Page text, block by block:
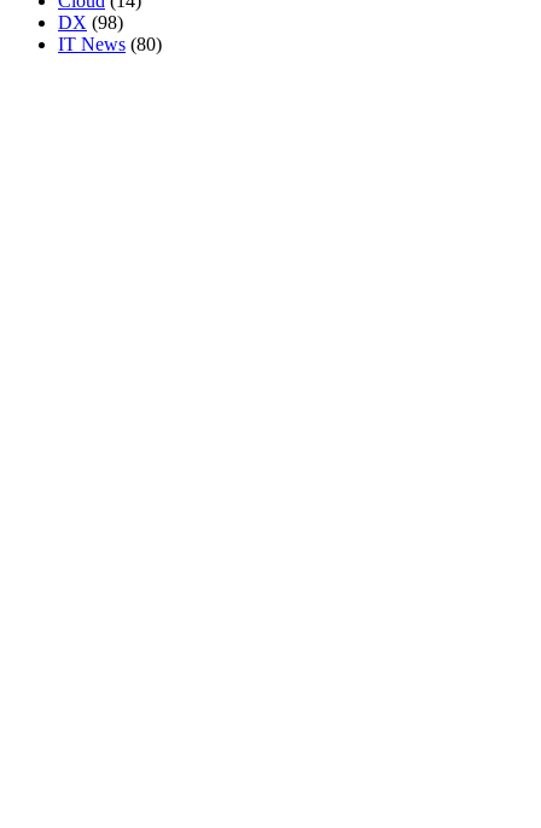
DX (98)
IT News (80)